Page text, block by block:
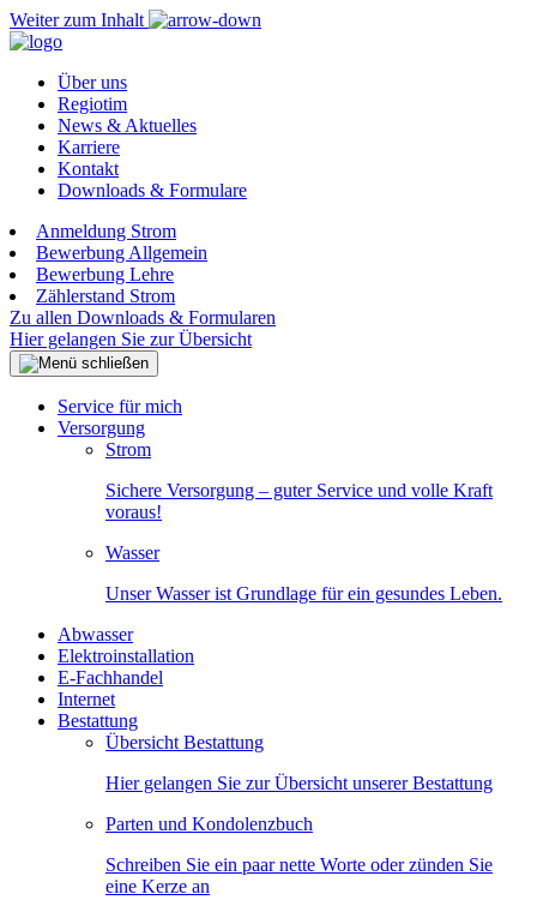
Weiter zum Inhalt
Über uns
Regiotim
News & Aktuelles
Karriere
Kontakt
Downloads & Formulare
Anmeldung Strom
Bewerbung Allgemein
Bewerbung Lehre
Zählerstand Strom
Zu allen Downloads & Formularen
Hier gelangen Sie zur Übersicht
Service für mich
Versorgung
Strom
Sichere Versorgung – guter Service und volle Kraft
voraus!
Wasser
Unser Wasser ist Grundlage für ein gesundes Leben.
Abwasser
Elektroinstallation
E-Fachhandel
Internet
Bestattung
Übersicht Bestattung
Hier gelangen Sie zur Übersicht unserer Bestattung
Parten und Kondolenzbuch
Schreiben Sie ein paar nette Worte oder zünden Sie
eine Kerze an